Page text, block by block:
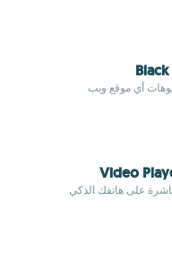
أي موقع ويب
Video
على هاتفك الذكي